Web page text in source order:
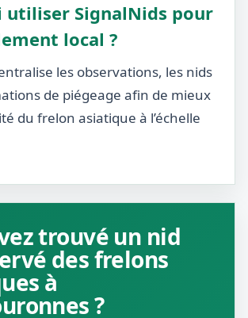
utiliser SignalNids pour
local ?
les observations, les nids
de piégeage afin de mieux
du frelon asiatique à l’échelle
trouvé un nid
des frelons
à
?